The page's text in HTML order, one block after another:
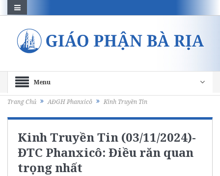
Menu
Trang Chủ AĐGH Phanxicô Kinh Truyền Tin
Kinh Truyền Tin (03/11/2024)-
ĐTC Phanxicô: Điều răn quan
trọng nhất